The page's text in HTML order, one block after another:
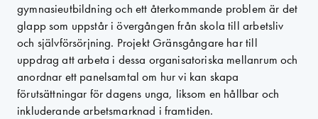
gymnasieutbildning och ett återkommande problem är det
glapp som uppstår i övergången från skola till arbetsliv
och självförsörjning. Projekt Gränsgångare har till
uppdrag att arbeta i dessa organisatoriska mellanrum och
anordnar ett panelsamtal om hur vi kan skapa
förutsättningar för dagens unga, liksom en hållbar och
inkluderande arbetsmarknad i framtiden.